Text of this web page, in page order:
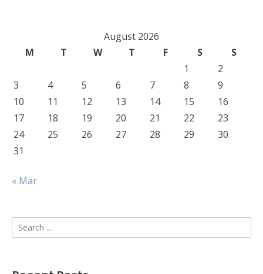
August 2026
M
T W T F S
S
1
2
3
4 5 6 7 8
9
10
11 12 13 14 15
16
17
18 19 20 21 22
23
24
25 26 27 28 29
30
31
« Mar
Search
for: